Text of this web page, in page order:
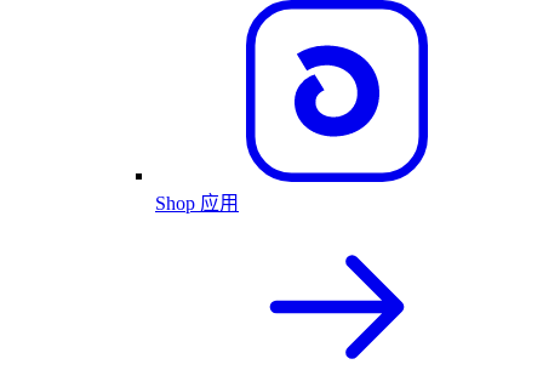
Shop 应用